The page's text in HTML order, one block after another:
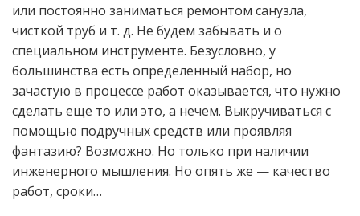
или постоянно заниматься ремонтом санузла,
чисткой труб и т. д. Не будем забывать и о
специальном инструменте. Безусловно, у
большинства есть определенный набор, но
зачастую в процессе работ оказывается, что нужно
сделать еще то или это, а нечем. Выкручиваться с
помощью подручных средств или проявляя
фантазию? Возможно. Но только при наличии
инженерного мышления. Но опять же — качество
работ, сроки…